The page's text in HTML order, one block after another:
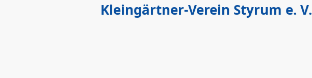
Kleingärtner-Verein Styrum e. V.